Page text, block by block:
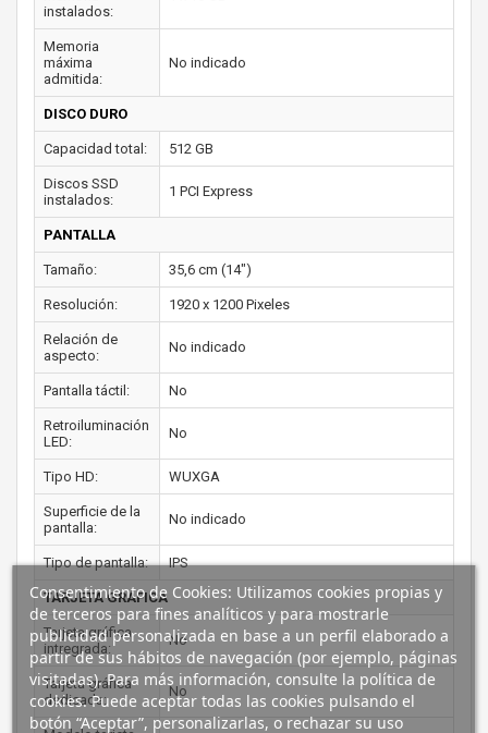
instalados:
Memoria
máxima
admitida:
No indicado
DISCO DURO
Capacidad total: 512 GB
Discos SSD
instalados:
1 PCI Express
PANTALLA
Tamaño: 35,6 cm (14")
Resolución: 1920 x 1200 Pixeles
Relación de
aspecto:
No indicado
Pantalla táctil: No
Retroiluminación
LED:
No
Tipo HD: WUXGA
Superficie de la
pantalla:
No indicado
Tipo de pantalla: IPS
TARJETA GRÁFICA
Tarjeta gráfica
intregrada:
No
Tarjeta gráfica
dedicada:
No
Consentimiento de Cookies: Utilizamos cookies propias y
de terceros para fines analíticos y para mostrarle
publicidad personalizada en base a un perfil elaborado a
partir de sus hábitos de navegación (por ejemplo, páginas
visitadas). Para más información, consulte la política de
cookies. Puede aceptar todas las cookies pulsando el
botón “Aceptar”, personalizarlas, o rechazar su uso